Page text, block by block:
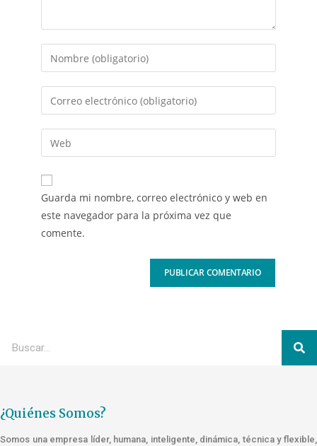
Guarda mi nombre, correo electrónico y web en
este navegador para la próxima vez que
comente.
¿Quiénes Somos?
Somos una empresa líder, humana, inteligente, dinámica, técnica y flexible,